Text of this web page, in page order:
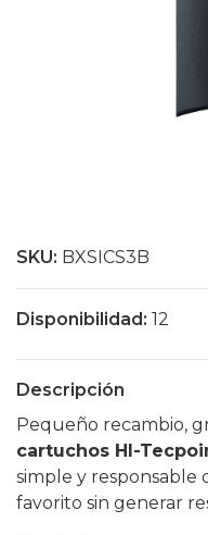
SKU: BXSICS3B
Disponibilidad: 12
Descripción
Pequeño recambio,
cartuchos HI-
simple y responsable
favorito sin generar